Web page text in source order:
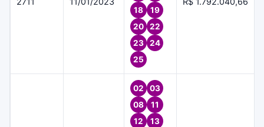
18
19
20
22
23
24
25
02
03
08
11
12
13